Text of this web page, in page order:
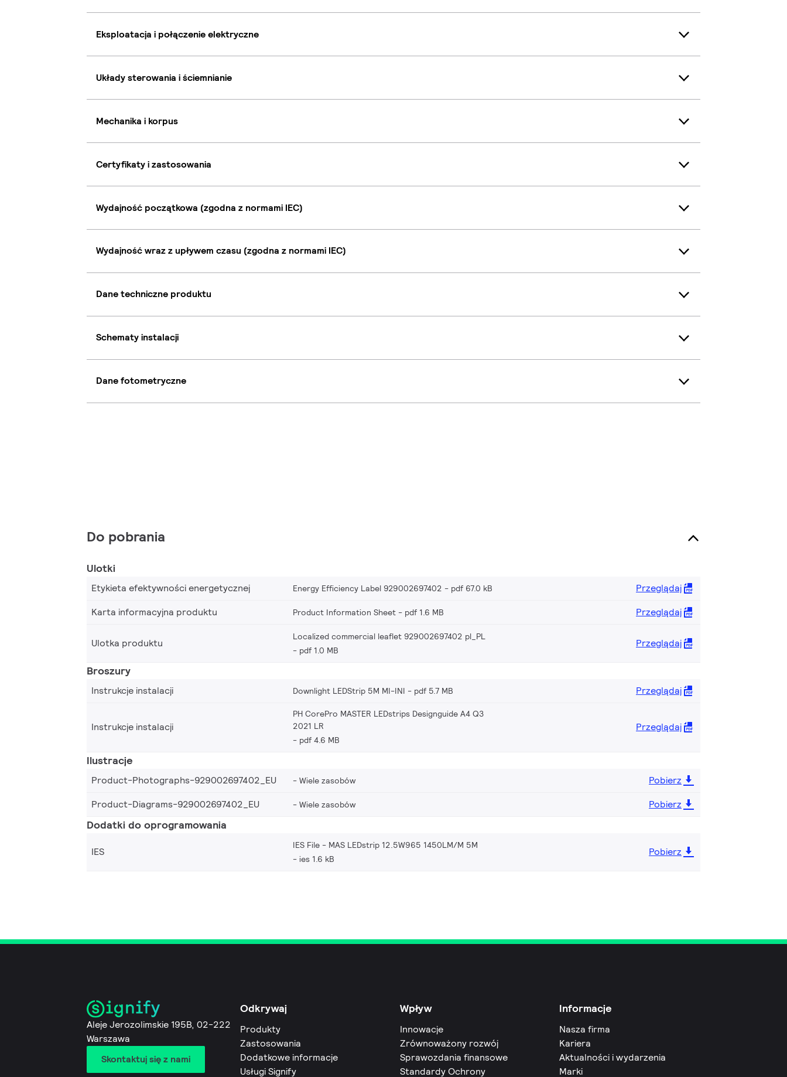
Eksploatacja i połączenie elektryczne
Układy sterowania i ściemnianie
Mechanika i korpus
Certyfikaty i zastosowania
Wydajność początkowa (zgodna z normami IEC)
Wydajność wraz z upływem czasu (zgodna z normami IEC)
Dane techniczne produktu
Schematy instalacji
Dane fotometryczne
Do pobrania
Ulotki
Etykieta efektywności energetycznej Energy Efficiency Label 929002697402 pdf 67.0 kB
Przeglądaj
Karta informacyjna produktu
Product Information Sheet pdf 1.6 MB Przeglądaj
Ulotka produktu
Localized commercial leaflet 929002697402 pl_PL
pdf 1.0 MB
Przeglądaj
Broszury
Instrukcje instalacji Downlight LEDStrip 5M MI-INI pdf 5.7 MB Przeglądaj
Instrukcje instalacji
PH CorePro MASTER LEDstrips Designguide A4 Q3
2021 LR
pdf 4.6 MB
Przeglądaj
Ilustracje
Product-Photographs-929002697402_EU Wiele zasobów
Pobierz
Product-Diagrams-929002697402_EU
Wiele zasobów Pobierz
Dodatki do oprogramowania
IES
IES File - MAS LEDstrip 12.5W965 1450LM/M 5M
ies 1.6 kB
Pobierz
Aleje Jerozolimskie 195B, 02-222
Warszawa
Skontaktuj się z nami
Odkrywaj
Produkty
Zastosowania
Dodatkowe informacje
Usługi Signify
Wpływ
Innowacje
Zrównoważony rozwój
Sprawozdania finansowe
Standardy Ochrony
Informacje
Nasza firma
Kariera
Aktualności i wydarzenia
Marki